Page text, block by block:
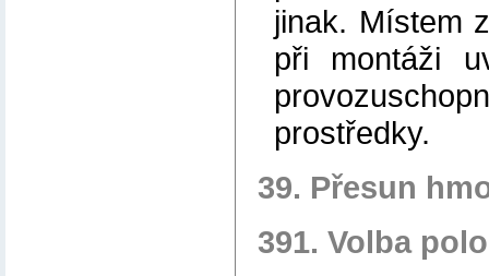
jinak. Místem
při montáži
prostředky.
39. Přesun
391. Volba